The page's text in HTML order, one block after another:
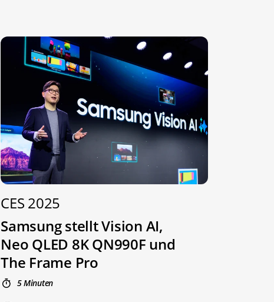
CES 2025
Samsung stellt Vision AI,
Neo QLED 8K QN990F und
The Frame Pro
5 Minuten